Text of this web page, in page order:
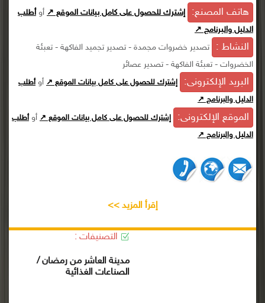
هاتف المصنع: إشترك للحصول على كامل بيانات الموقع ↗ أوأطلب
الدليل والبرنامج ↗
النشاط :
تصدير خضروات مجمدة - تصدير تجميد الفاكهة - تعبئة
الخضروات - تعبئة الفاكهة - تصدير عصائر
البريد الإلكترونى: إشترك للحصول على كامل بيانات الموقع ↗ أوأطلب
الدليل والبرنامج ↗
الموقع الإلكترونى: إشترك للحصول على كامل بيانات الموقع ↗ أوأطلب
الدليل والبرنامج ↗
إقرأ المزيد >>
التصنيفات :
مدينة العاشر من رمضان /
الصناعات الغذائية